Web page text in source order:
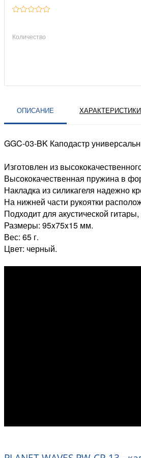
Количество
ОПИСАНИЕ ХАРАКТЕРИСТИКИ
GGC-03-BK Каподастр
Изготовлен из
Высококачественная пружина в
Накладка из силикагеля надежно
На нижней части рукоятки
Подходит для акустической
Размеры: 95x75x15 мм.
Вес: 65 г.
Цвет: черный.